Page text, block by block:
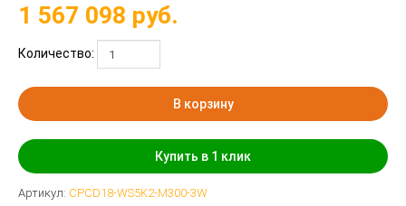
1 567 098 руб.
Количество:
В корзину
Купить в 1 клик
Артикул: CPCD18-WS5K2-M300-3W